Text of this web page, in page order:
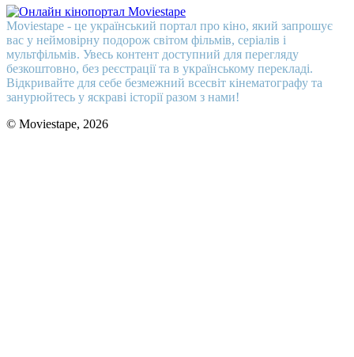
Moviestape - це український портал про кіно, який запрошує
вас у неймовірну подорож світом фільмів, серіалів і
мультфільмів. Увесь контент доступний для перегляду
безкоштовно, без реєстрації та в українському перекладі.
Відкривайте для себе безмежний всесвіт кінематографу та
занурюйтесь у яскраві історії разом з нами!
© Moviestape, 2026